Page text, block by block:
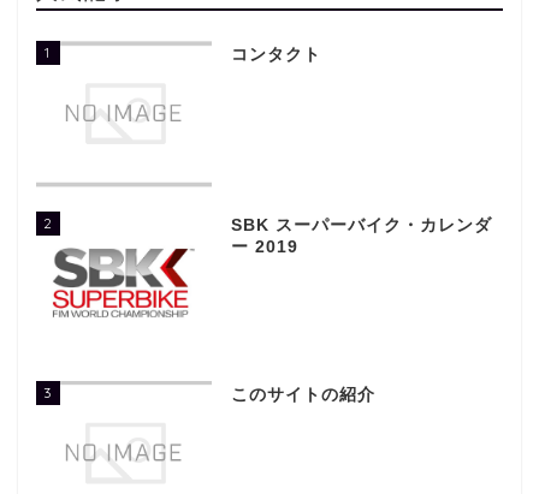
1 コンタクト
2
SBK スーパーバイク・カレンダ
ー 2019
3 このサイトの紹介